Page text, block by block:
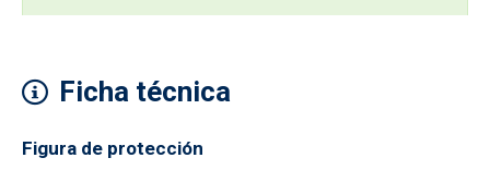
Ficha técnica
Figura de protección